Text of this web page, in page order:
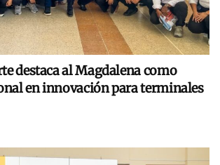
destaca al Magdalena como
en innovación para terminales